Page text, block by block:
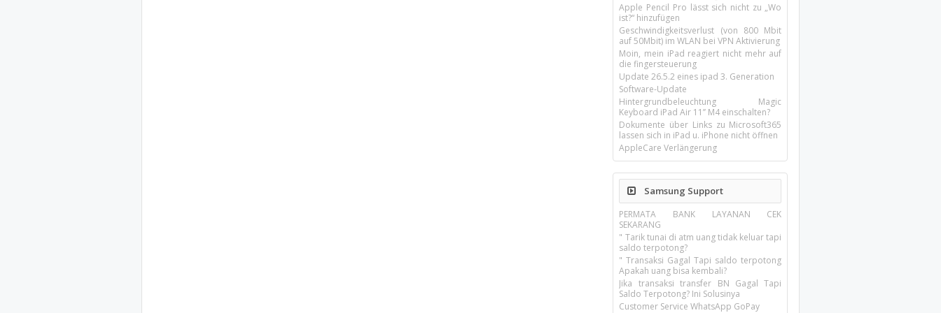
Apple Pencil Pro lässt sich nicht zu „Wo
ist?“ hinzufügen
Geschwindigkeitsverlust (von 800 Mbit
auf 50Mbit) im WLAN bei VPN Aktivierung
Moin, mein iPad reagiert nicht mehr auf
die fingersteuerung
Update 26.5.2 eines ipad 3. Generation
Software-Update
Hintergrundbeleuchtung Magic
Keyboard iPad Air 11’’ M4 einschalten?
Dokumente über Links zu Microsoft365
lassen sich in iPad u. iPhone nicht öffnen
AppleCare Verlängerung
Samsung Support
PERMATA BANK LAYANAN CEK
SEKARANG
" Tarik tunai di atm uang tidak keluar tapi
saldo terpotong?
" Transaksi Gagal Tapi saldo terpotong
Apakah uang bisa kembali?
Jika transaksi transfer BN Gagal Tapi
Saldo Terpotong? Ini Solusinya
Customer Service WhatsApp GoPay